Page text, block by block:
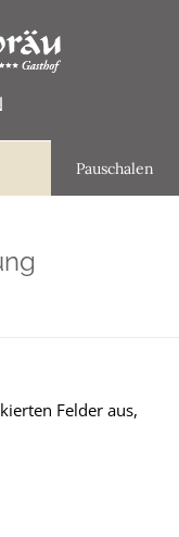
Pauschalen
Felder aus,